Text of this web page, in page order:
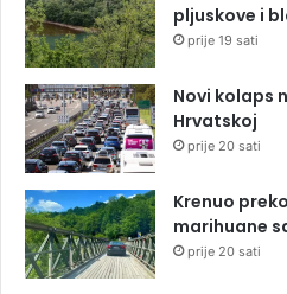
pljuskove i
prije 19 sati
Novi kolaps
Hrvatskoj
prije 20 sati
Krenuo
marihuane
prije 20 sati